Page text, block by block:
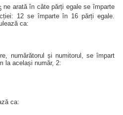
ne arată în câte părți egale se împarte
12 se împarte în 16 părți egale.
ca:
numărătorul și numitorul, se împart
la același număr, 2:
ca: